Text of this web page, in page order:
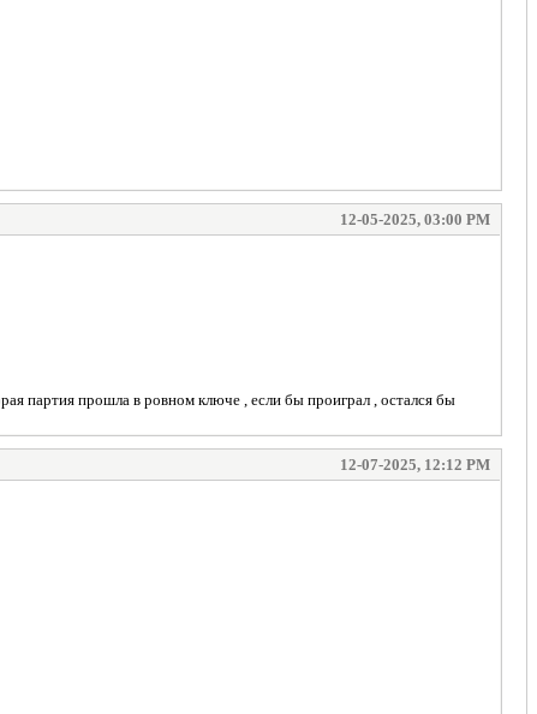
12-05-2025, 03:00 PM
партия прошла в ровном ключе , если бы проиграл , остался бы
12-07-2025, 12:12 PM